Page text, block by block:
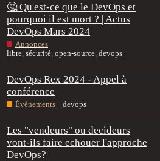
🤔 Qu'est-ce que le DevOps et
pourquoi il est mort ? | Actus
DevOps Mars 2024
Annonces
libre, sécurité, open-source, devops
DevOps Rex 2024 - Appel à
conférence
Évènements devops
Les "vendeurs" ou decideurs
vont-ils faire echouer l'approche
DevOps?